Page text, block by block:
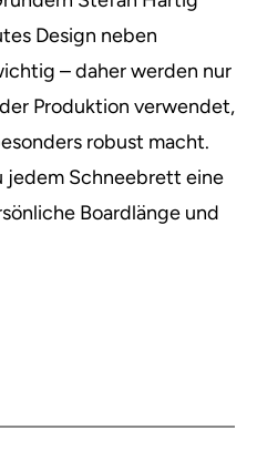
Design neben
– daher werden nur
Produktion verwendet,
robust macht.
jedem Schneebrett eine
Boardlänge und